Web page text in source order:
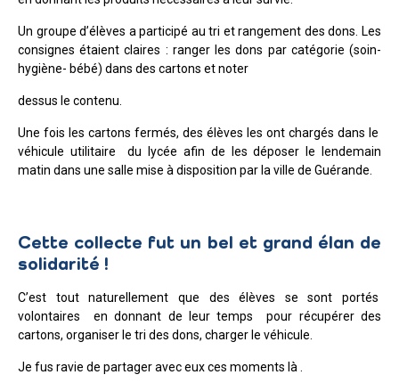
Un groupe d’élèves a participé au tri et rangement des dons. Les
consignes étaient claires : ranger les dons par catégorie (soin-
hygiène- bébé) dans des cartons et noter
dessus le contenu.
Une fois les cartons fermés, des élèves les ont chargés dans le
véhicule utilitaire du lycée afin de les déposer le lendemain
matin dans une salle mise à disposition par la ville de Guérande.
Cette collecte fut un bel et grand élan de
solidarité !
C’est tout naturellement que des élèves se sont portés
volontaires en donnant de leur temps pour récupérer des
cartons, organiser le tri des dons, charger le véhicule.
Je fus ravie de partager avec eux ces moments là .